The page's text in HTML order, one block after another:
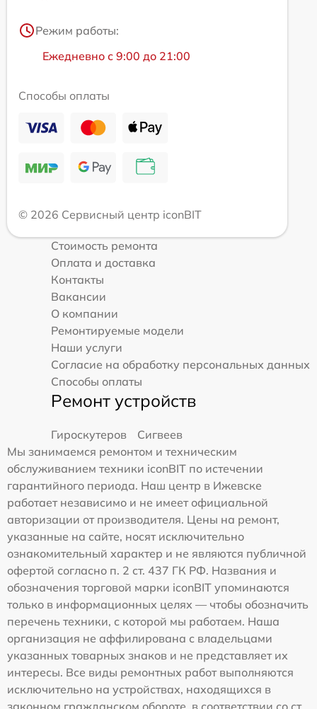
Режим работы:
Ежедневно с 9:00 до 21:00
Способы оплаты
© 2026 Сервисный центр iconBIT
Стоимость ремонта
Оплата и доставка
Контакты
Вакансии
О компании
Ремонтируемые модели
Наши услуги
Согласие на обработку персональных данных
Способы оплаты
Ремонт устройств
Гироскутеров
Сигвеев
Мы занимаемся ремонтом и техническим
обслуживанием техники iconBIT по истечении
гарантийного периода. Наш центр в Ижевске
работает независимо и не имеет официальной
авторизации от производителя. Цены на ремонт,
указанные на сайте, носят исключительно
ознакомительный характер и не являются публичной
офертой согласно п. 2 ст. 437 ГК РФ. Названия и
обозначения торговой марки iconBIT упоминаются
только в информационных целях — чтобы обозначить
перечень техники, с которой мы работаем. Наша
организация не аффилирована с владельцами
указанных товарных знаков и не представляет их
интересы. Все виды ремонтных работ выполняются
исключительно на устройствах, находящихся в
законном гражданском обороте, в соответствии со ст.